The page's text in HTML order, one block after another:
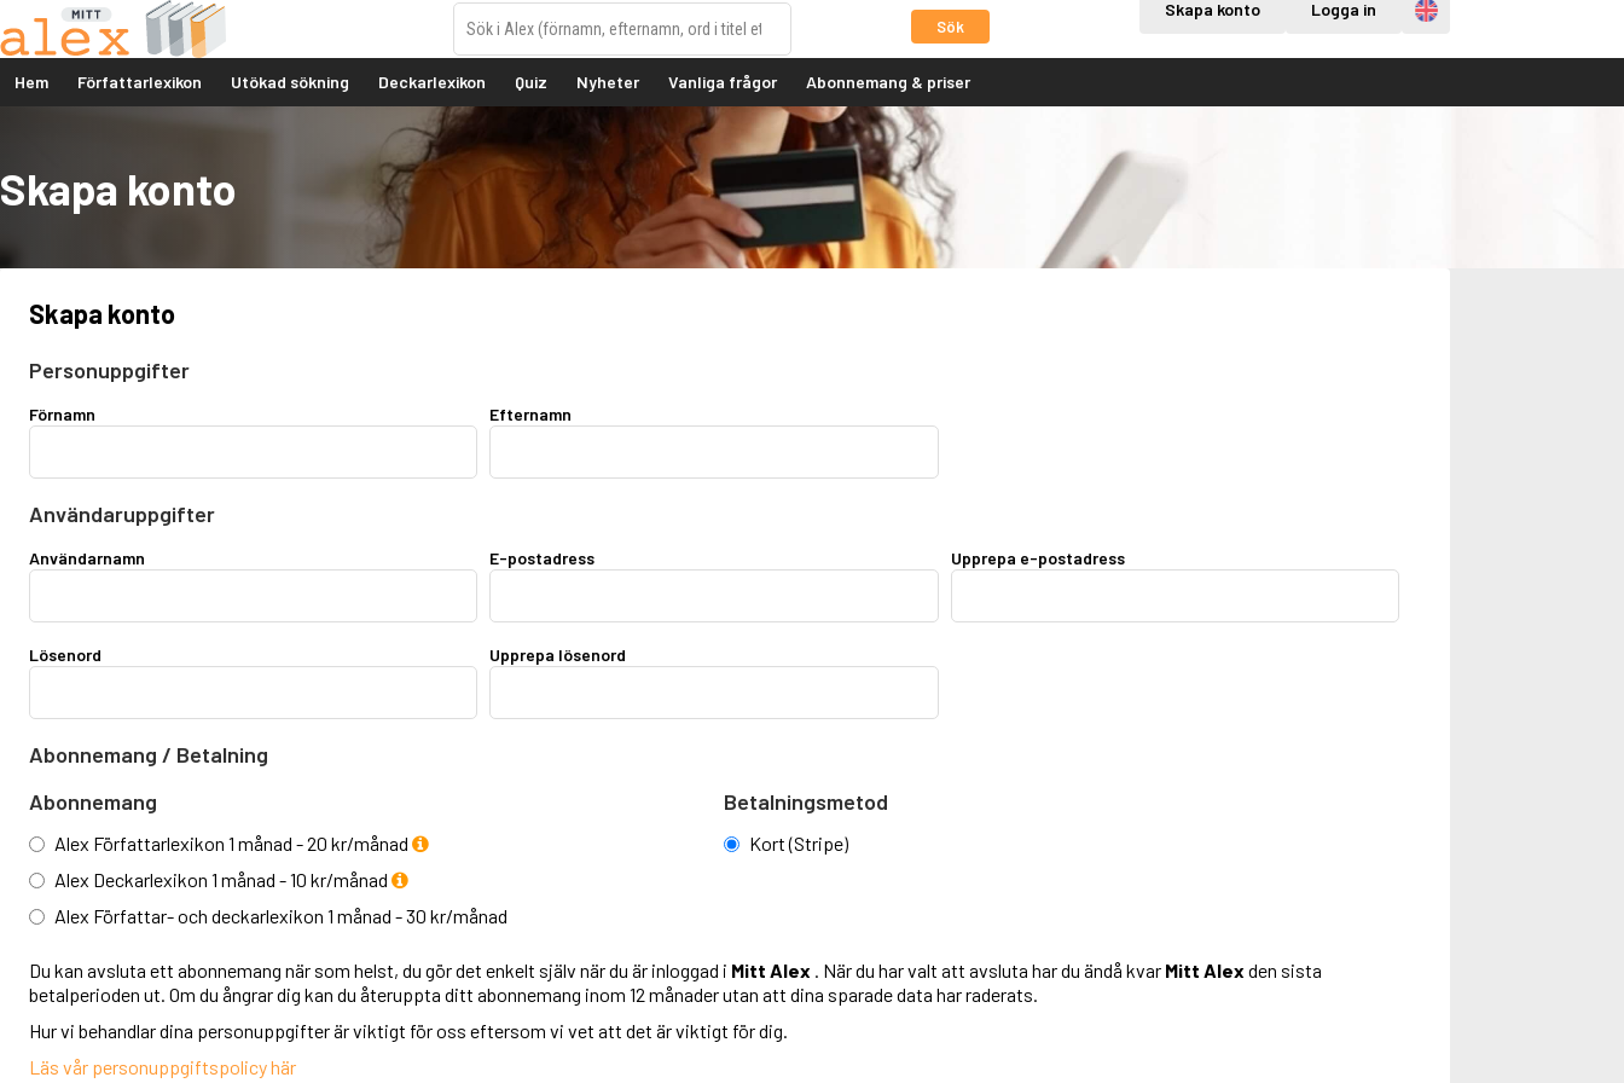
Sök
Skapa konto Logga in Engelska
Hem Författarlexikon Utökad sökning Deckarlexikon Quiz Nyheter Vanliga frågor Abonnemang & priser
Skapa konto
Skapa konto
Personuppgifter
Förnamn Efternamn
Användaruppgifter
Användarnamn E-postadress Upprepa e-postadress
Lösenord Upprepa lösenord
Abonnemang / Betalning
Abonnemang
Alex Författarlexikon 1 månad - 20 kr/månad
Alex Deckarlexikon 1 månad - 10 kr/månad
Alex Författar- och deckarlexikon 1 månad - 30 kr/månad
Betalningsmetod
Kort (Stripe)
Du kan avsluta ett abonnemang när som helst, du gör det enkelt själv när du är inloggad i Mitt Alex . När du har valt att avsluta har du ändå kvar Mitt Alex den sista
betalperioden ut. Om du ångrar dig kan du återuppta ditt abonnemang inom 12 månader utan att dina sparade data har raderats.
Hur vi behandlar dina personuppgifter är viktigt för oss eftersom vi vet att det är viktigt för dig.
Läs vår personuppgiftspolicy här